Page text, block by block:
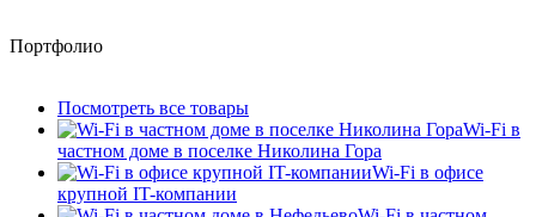
Портфолио
Посмотреть все товары
Wi-Fi в
частном доме в поселке Николина Гора
Wi-Fi в офисе
крупной IT-компании